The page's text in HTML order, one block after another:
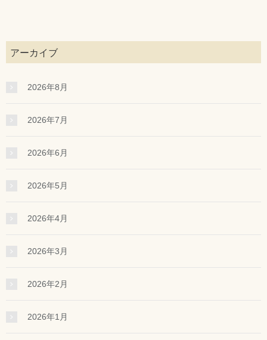
アーカイブ
2026年8月
2026年7月
2026年6月
2026年5月
2026年4月
2026年3月
2026年2月
2026年1月